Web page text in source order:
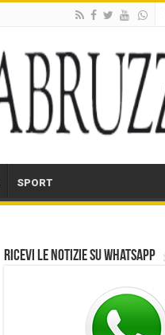
SPORT
Ricevi le notizie su Whatsapp